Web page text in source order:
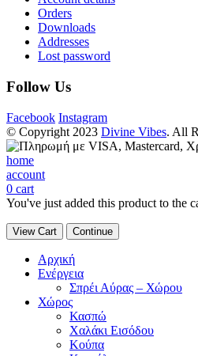
Orders
Downloads
Addresses
Lost password
Follow Us
Facebook Instagram
© Copyright 2023 Divine Vibes. All
home
account
0 cart
You've just added this product to the
View Cart Continue
Αρχική
Ενέργεια
Σπρέι Αύρας – Χώρου
Χώρος
Κασπώ
Χαλάκι Εισόδου
Κούπα